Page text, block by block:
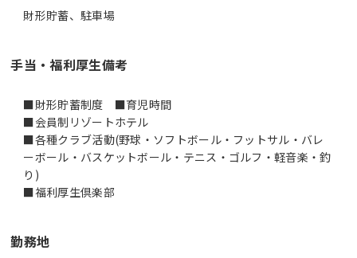
財形貯蓄、駐車場
手当・福利厚生備考
■財形貯蓄制度 ■育児時間
■会員制リゾートホテル
■各種クラブ活動(野球・ソフトボール・フットサル・バレ
ーボール・バスケットボール・テニス・ゴルフ・軽音楽・釣
り)
■福利厚生倶楽部
勤務地